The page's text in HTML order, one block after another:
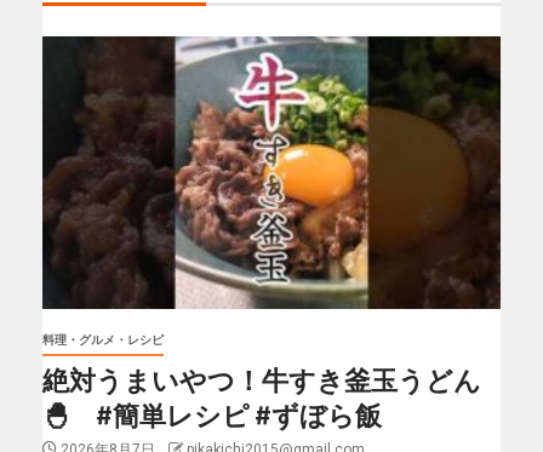
料理・グルメ・レシピ
絶対うまいやつ！牛すき釜玉うどん
🐣 #簡単レシピ #ずぼら飯